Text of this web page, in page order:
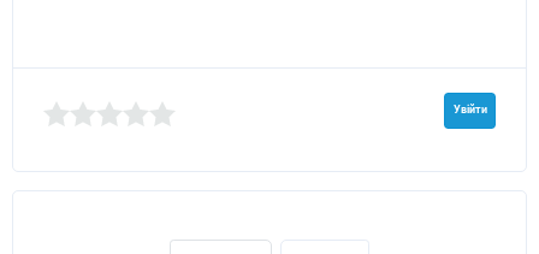
Увійти